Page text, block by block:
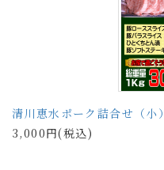
清川恵水ポーク詰合せ（小）
3,000円(税込)